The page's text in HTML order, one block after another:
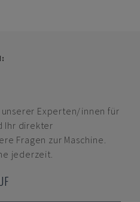
Experten/innen für
Ihr direkter
Fragen zur Maschine.
jederzeit.